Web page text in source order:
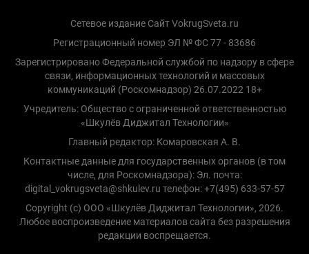
Сетевое издание Сайт VokrugSveta.ru
Регистрационный номер ЭЛ № ФС 77 - 83686
Зарегистрировано Федеральной службой по надзору в сфере
связи, информационных технологий и массовых
коммуникаций (Роскомнадзор) 26.07.2022 18+
Учредитель: Общество с ограниченной ответственностью
«Шкулёв Диджитал Технологии»
Главный редактор: Комаровская А. В.
Контактные данные для государственных органов (в том
числе, для Роскомнадзора): Эл. почта:
digital_vokrugsveta@shkulev.ru телефон: +7(495) 633-57-57
Copyright (с) ООО «Шкулёв Диджитал Технологии», 2026.
Любое воспроизведение материалов сайта без разрешения
редакции воспрещается.